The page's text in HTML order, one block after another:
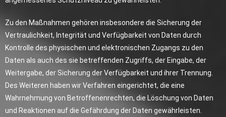
Zu den Maßnahmen gehören insbesondere die Sicherung der
Vertraulichkeit, Integrität und Verfügbarkeit von Daten durch
Kontrolle des physischen und elektronischen Zugangs zu den
Daten als auch des sie betreffenden Zugriffs, der Eingabe, der
Weitergabe, der Sicherung der Verfügbarkeit und ihrer Trennung.
Des Weiteren haben wir Verfahren eingerichtet, die eine
Wahrnehmung von Betroffenenrechten, die Löschung von Daten
und Reaktionen auf die Gefährdung der Daten gewährleisten.